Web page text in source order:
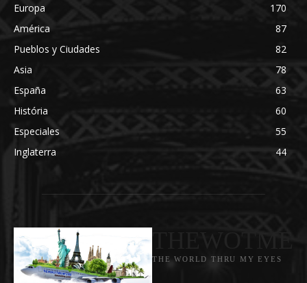
Europa
170
América
87
Pueblos y Ciudades
82
Asia
78
España
63
História
60
Especiales
55
Inglaterra
44
THE WORLD THRU MY EYES